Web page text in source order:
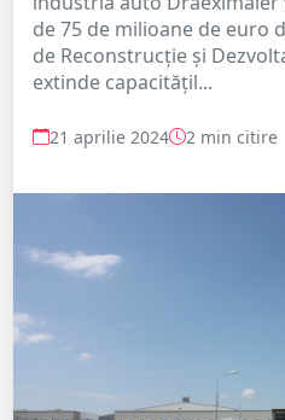
de 75 de milioane de euro
de Reconstrucție și
extinde capacitățil...
21 aprilie 2024 2 min citire